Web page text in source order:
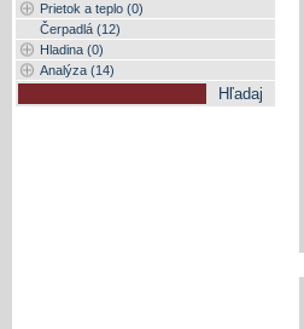
Prietok a teplo (0)
Čerpadlá (12)
Hladina (0)
Analýza (14)